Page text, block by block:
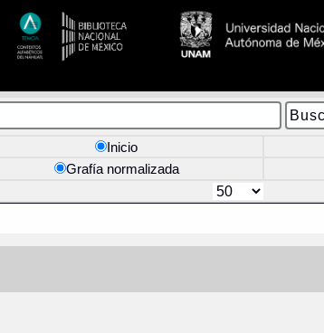
Inicio
Grafía normalizada